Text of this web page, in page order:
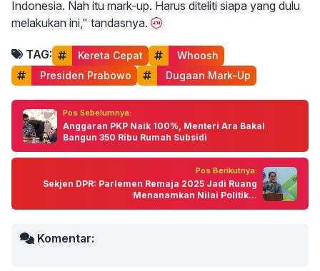
Indonesia. Nah itu mark-up. Harus diteliti siapa yang dulu
melakukan ini," tandasnya.
TAG: Kereta Cepat
Whoosh
Presiden Prabowo
Dugaan Mark-Up
Pos Sebelumnya:
Anggaran PKP Naik 100%, Menteri Ara Bakal
Bangun 350 Ribu Rumah Subsidi
Pos Berikutnya:
Sekjen DPR: Parlemen Remaja 2025 Jadi Ruang
Menanamkan Nilai Politik...
Komentar: